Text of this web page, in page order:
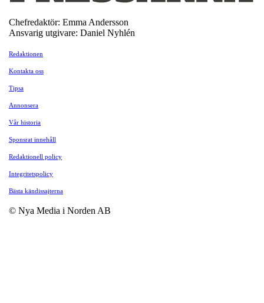
Chefredaktör: Emma Andersson
Ansvarig utgivare: Daniel Nyhlén
Redaktionen
Kontakta oss
Tipsa
Annonsera
Vår historia
Sponsrat innehåll
Redaktionell policy
Integritetspolicy
Bästa kändissajterna
© Nya Media i Norden AB